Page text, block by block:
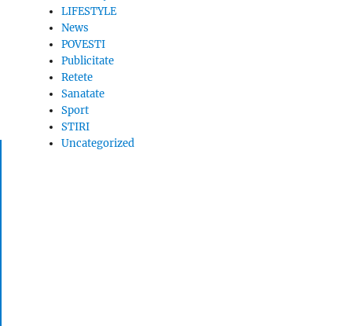
LIFESTYLE
News
POVESTI
Publicitate
Retete
Sanatate
Sport
STIRI
Uncategorized